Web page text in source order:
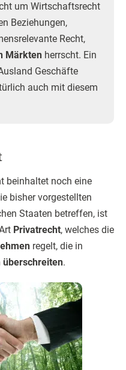
um Wirtschaftsrecht
Beziehungen,
Recht,
Märkten herrscht. Ein
Geschäfte
auch mit diesem
beinhaltet noch eine
bisher vorgestellten
Staaten betreffen, ist
Privatrecht, welches die
regelt, die in
überschreiten.